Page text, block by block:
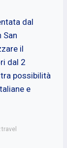
dal
San
il
dal 2
possibilità
e